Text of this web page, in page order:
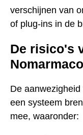
verschijnen van
of plug-ins in de
De risico's
De
een systeem
mee, waaronder: